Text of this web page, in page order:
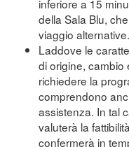
inferiore a 15
della Sala Blu,
viaggio alternative.
Laddove le
di origine,
richiedere la
comprendono
assistenza. In tal
valuterà la
confermerà in